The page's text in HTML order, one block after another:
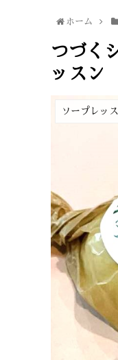
ホーム
つづく
ッスン
ソープレッ